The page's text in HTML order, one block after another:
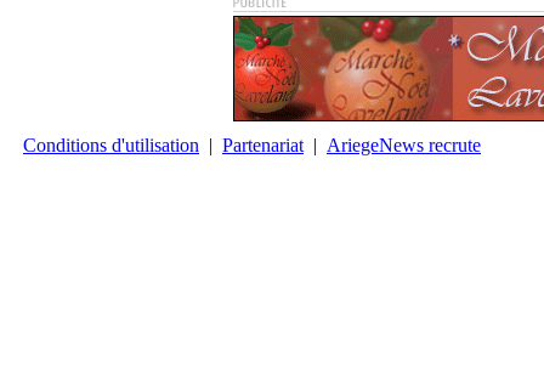
Conditions d'utilisation | Partenariat | AriegeNews recrute